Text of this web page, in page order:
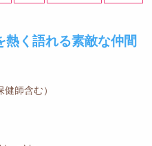
熱く語れる素敵な仲間
師含む）